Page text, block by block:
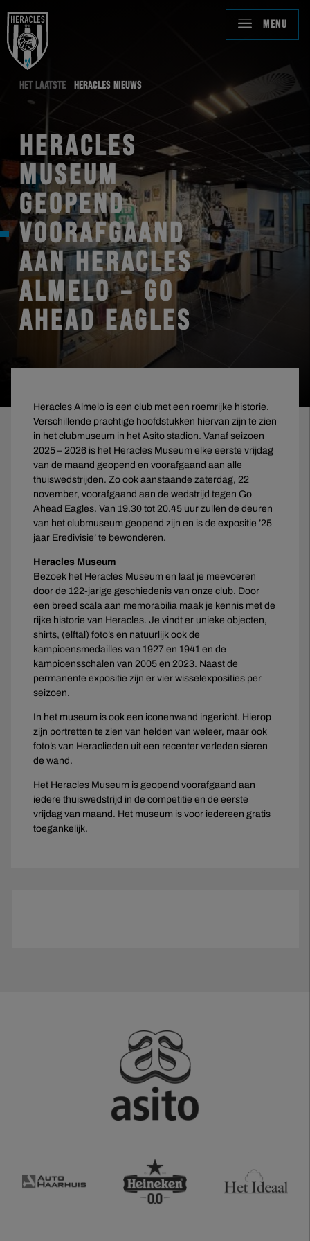
MENU
HET LAATSTE HERACLES NIEUWS
HERACLES
MUSEUM
GEOPEND
VOORAFGAAND
AAN HERACLES
ALMELO – GO
AHEAD EAGLES
Heracles Almelo is een club met een roemrijke historie.
Verschillende prachtige hoofdstukken hiervan zijn te zien
in het clubmuseum in het Asito stadion. Vanaf seizoen
2025 – 2026 is het Heracles Museum elke eerste vrijdag
van de maand geopend en voorafgaand aan alle
thuiswedstrijden. Zo ook aanstaande zaterdag, 22
november, voorafgaand aan de wedstrijd tegen Go
Ahead Eagles. Van 19.30 tot 20.45 uur zullen de deuren
van het clubmuseum geopend zijn en is de expositie ’25
jaar Eredivisie’ te bewonderen.
Heracles Museum
Bezoek het Heracles Museum en laat je meevoeren
door de 122-jarige geschiedenis van onze club. Door
een breed scala aan memorabilia maak je kennis met de
rijke historie van Heracles. Je vindt er unieke objecten,
shirts, (elftal) foto’s en natuurlijk ook de
kampioensmedailles van 1927 en 1941 en de
kampioensschalen van 2005 en 2023. Naast de
permanente expositie zijn er vier wisselexposities per
seizoen.
In het museum is ook een iconenwand ingericht. Hierop
zijn portretten te zien van helden van weleer, maar ook
foto’s van Heraclieden uit een recenter verleden sieren
de wand.
Het Heracles Museum is geopend voorafgaand aan
iedere thuiswedstrijd in de competitie en de eerste
vrijdag van maand. Het museum is voor iedereen gratis
toegankelijk.